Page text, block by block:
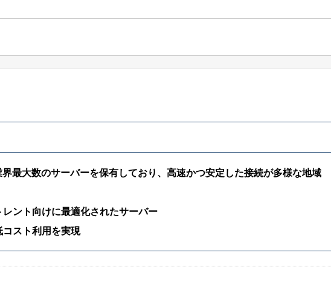
最大数のサーバーを保有しており、高速かつ安定した接続が多様な地域
ント向けに最適化されたサーバー
スト利用を実現